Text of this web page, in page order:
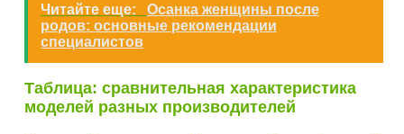
Читайте еще:
Осанка женщины после
родов: основные рекомендации
специалистов
Таблица: сравнительная характеристика
моделей разных производителей